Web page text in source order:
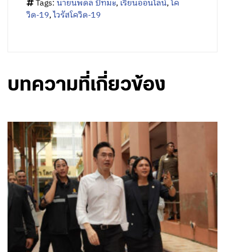
Tags:นายนพดล ปัทมะ,เรียนออนไลน์,โค
วิด-19,ไวรัสโควิด-19
บทความที่เกี่ยวข้อง